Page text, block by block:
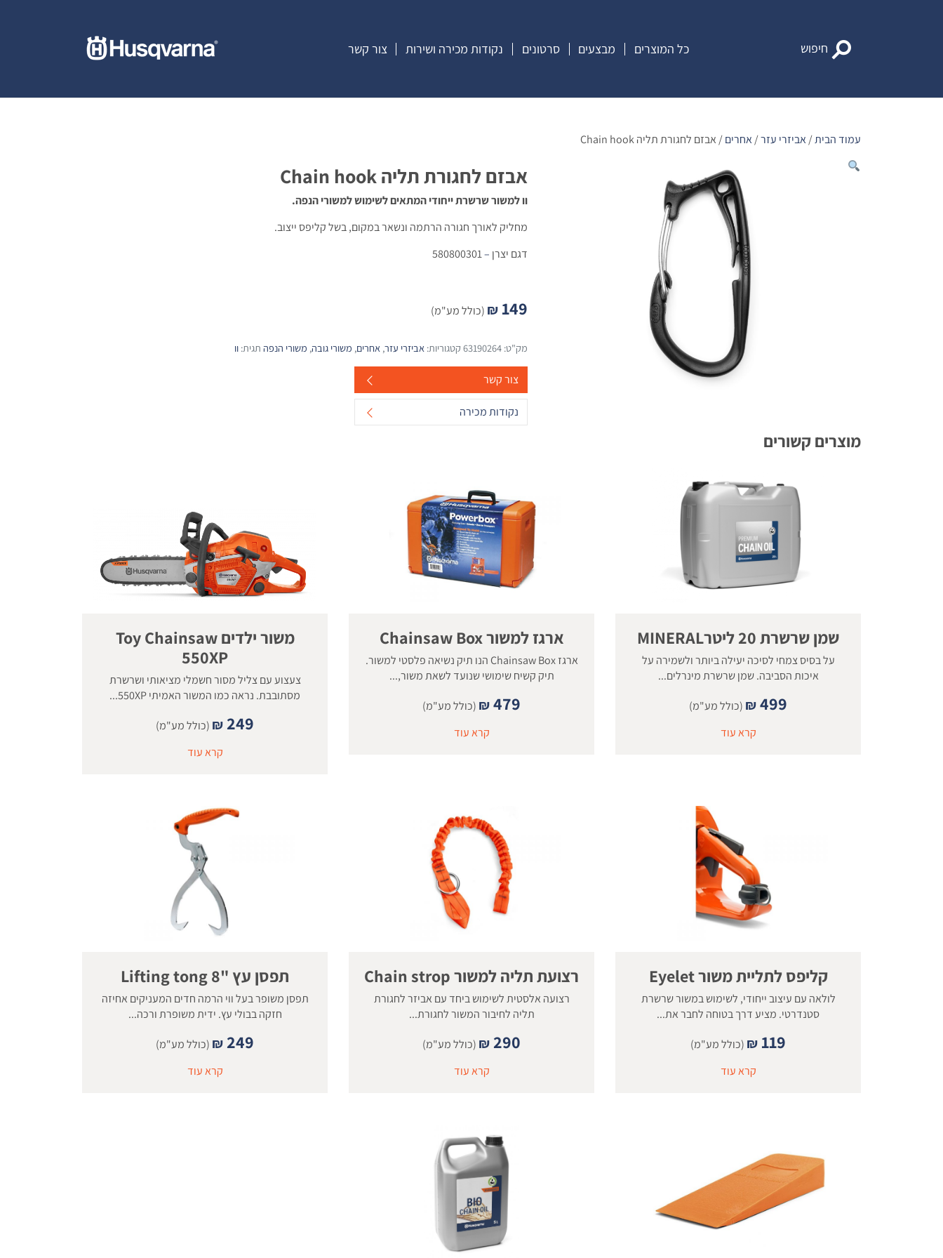
חיפוש כל המוצרים מבצעים סרטונים נקודות מכירה ושירות צור קשר
עמוד הבית/אביזרי עזר/אחרים/ אבזם לחגורת תליה Chain hook
אבזם לחגורת תליה Chain hook
וו למשור שרשרת ייחודי המתאים לשימוש למשורי הנפה.
מחליק לאורך חגורה הרתמה ונשאר במקום, בשל קליפס ייצוב.
דגם יצרן –
₪ 149 (כולל מע"מ)
מק"ט: 63190264 קטגוריות: אביזרי עזר, אחרים, משורי גובה, משורי הנפה תגית: וו
צור קשר
נקודות מכירה
מוצרים קשורים
שמן שרשרת 20 ליטרMINERAL
על בסיס צמחי לסיכה יעילה ביותר ולשמירה על
איכות הסביבה. שמן שרשרת מינרלים...
₪499
(כולל מע"מ)
קרא עוד
ארגז למשור Chainsaw Box
ארגז Chainsaw Box הנו תיק נשיאה פלסטי למשור.
תיק קשיח שימושי שנועד לשאת משור,...
₪479
(כולל מע"מ)
קרא עוד
משור ילדים Toy Chainsaw
550XP
צעצוע עם צליל מסור חשמלי מציאותי ושרשרת
מסתובבת. נראה כמו המשור האמיתי 550XP...
₪ 249
(כולל מע"מ)
קרא עוד
קליפס לתליית משור Eyelet
לולאה עם עיצוב ייחודי, לשימוש במשור שרשרת
סטנדרטי. מציע דרך בטוחה לחבר את...
₪ 119
(כולל מע"מ)
קרא עוד
רצועת תליה למשור Chain strop
רצועה אלסטית לשימוש ביחד עם אביזר לחגורת
תליה לחיבור המשור לחגורת...
₪ 290
(כולל מע"מ)
קרא עוד
תפסן עץ "8 Lifting tong
תפסן משופר בעל ווי הרמה חדים המעניקים אחיזה
חזקה בבולי עץ. ידית משופרת ורכה...
₪ 249
(כולל מע"מ)
קרא עוד